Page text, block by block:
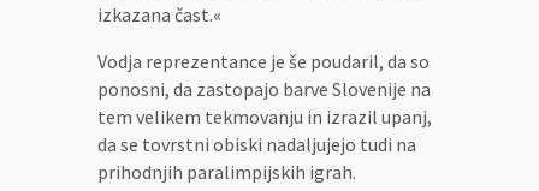
izkazana čast.«
Vodja reprezentance je še poudaril, da so
ponosni, da zastopajo barve Slovenije na
tem velikem tekmovanju in izrazil upanj,
da se tovrstni obiski nadaljujejo tudi na
prihodnjih paralimpijskih igrah.